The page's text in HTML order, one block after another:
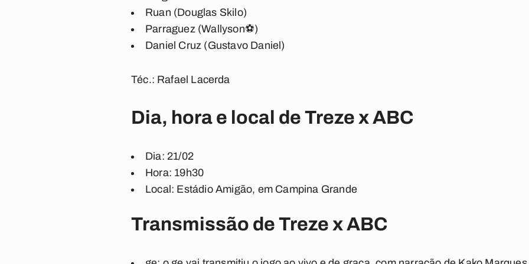
Ruan (Douglas Skilo)
Parraguez (Wallyson⚽)
Daniel Cruz (Gustavo Daniel)
Téc.: Rafael Lacerda
Dia, hora e local de Treze x ABC
Dia: 21/02
Hora: 19h30
Local : Estádio Amigão, em Campina Grande
Transmissão de Treze x ABC